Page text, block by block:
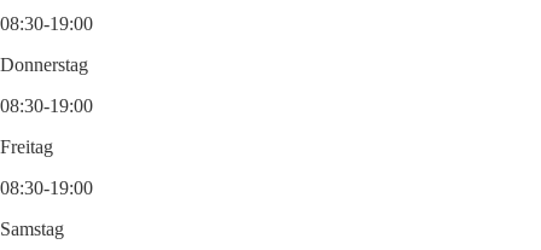
08:30-19:00
Donnerstag
08:30-19:00
Freitag
08:30-19:00
Samstag